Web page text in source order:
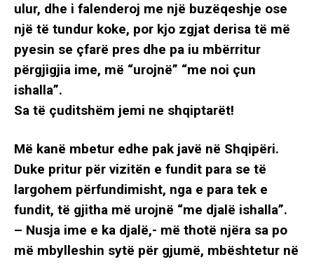
ulur, dhe i falenderoj me një buzëqeshje ose
një të tundur koke, por kjo zgjat derisa të më
pyesin se çfarë pres dhe pa iu mbërritur
përgjigjia ime, më “urojnë” “me noi çun
ishalla”.
Sa të çuditshëm jemi ne shqiptarët!
Më kanë mbetur edhe pak javë në Shqipëri.
Duke pritur për vizitën e fundit para se të
largohem përfundimisht, nga e para tek e
fundit, të gjitha më urojnë “me djalë ishalla”.
– Nusja ime e ka djalë,- më thotë njëra sa po
më mbylleshin sytë për gjumë, mbështetur në